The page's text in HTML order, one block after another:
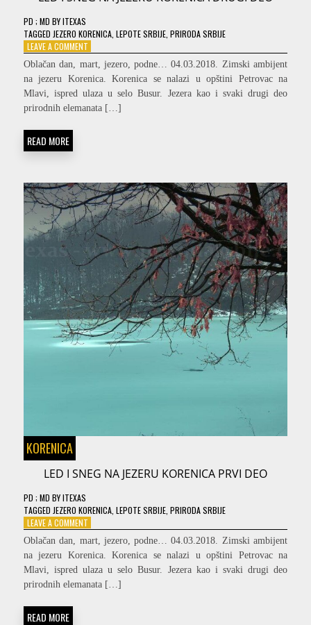
PD ; MD BYITEXAS
TAGGED JEZERO KORENICA LEPOTE SRBIJE PRIRODA SRBIJE
LEAVE A COMMENT
I
SNEG
NA
JEZERU
Oblačan dan, mart, jezero, podne… 04.03.2018. Zimski ambijent
na jezeru Korenica. Korenica se nalazi u opštini Petrovac na
Mlavi, ispred ulaza u selo Busur. Jezera kao i svaki drugi deo
prirodnih elemanata […]
READ MORE
KORENICA
LED I SNEG NA JEZERU KORENICA PRVI DEO
PD ; MD BYITEXAS
TAGGED JEZERO KORENICA LEPOTE SRBIJE PRIRODA SRBIJE
LEAVE A COMMENT
I
SNEG
NA
JEZERU
Oblačan dan, mart, jezero, podne… 04.03.2018. Zimski ambijent
na jezeru Korenica. Korenica se nalazi u opštini Petrovac na
Mlavi, ispred ulaza u selo Busur. Jezera kao i svaki drugi deo
prirodnih elemanata […]
READ MORE